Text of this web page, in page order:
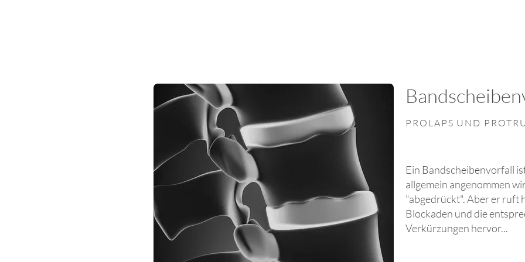
PROLAPS UND
Ein Bandscheibenvorfall
allgemein angenommen
"abgedrückt". Aber er ruft
Blockaden und die
Verkürzungen hervor...